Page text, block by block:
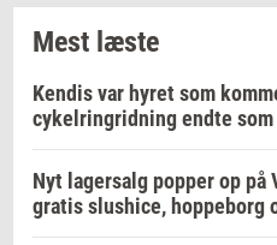
Mest læste
Kendis var hyret som
cykelringridning endte
Nyt lagersalg popper op på
gratis slushice, hoppeborg